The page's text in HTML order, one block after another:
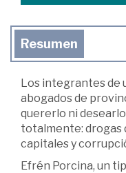
Resumen
Los integrantes de
abogados de
quererlo ni
totalmente: drogas
capitales y
Efrén Porcina, un